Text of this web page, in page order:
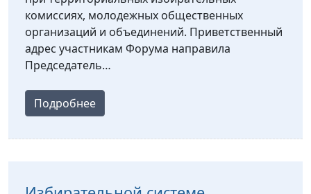
комиссиях, молодежных общественных
организаций и объединений. Приветственный
адрес участникам Форума направила
Председатель…
Подробнее